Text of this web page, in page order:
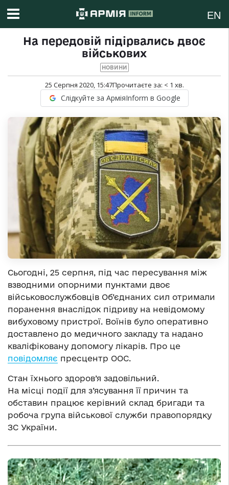
EN
На передовій підірвались двоє
військових
НОВИНИ
25 Серпня 2020, 15:47Прочитаєте за: < 1 хв.
Слідкуйте за АрміяInform в Google
Сьогодні, 25 серпня, під час пересування між
взводними опорними пунктами двоє
військовослужбовців Об’єднаних сил отримали
поранення внаслідок підриву на невідомому
вибуховому пристрої. Воїнів було оперативно
доставлено до медичного закладу та надано
кваліфіковану допомогу лікарів. Про це
повідомляє пресцентр ООС.
Стан їхнього здоров’я задовільний.
На місці події для з’ясування її причин та
обставин працює керівний склад бригади та
робоча група військової служби правопорядку
ЗС України.